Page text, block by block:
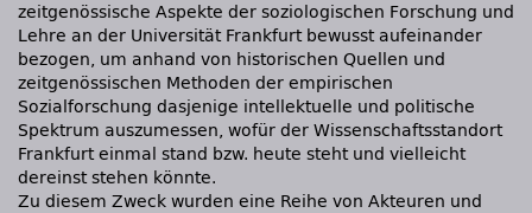
zeitgenössische Aspekte der soziologischen Forschung und
Lehre an der Universität Frankfurt bewusst aufeinander
bezogen, um anhand von historischen Quellen und
zeitgenössischen Methoden der empirischen
Sozialforschung dasjenige intellektuelle und politische
Spektrum auszumessen, wofür der Wissenschaftsstandort
Frankfurt einmal stand bzw. heute steht und vielleicht
dereinst stehen könnte.
Zu diesem Zweck wurden eine Reihe von Akteuren und